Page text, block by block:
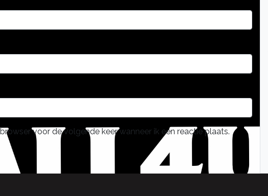
voor de volgende keer wanneer ik een reactie plaats.